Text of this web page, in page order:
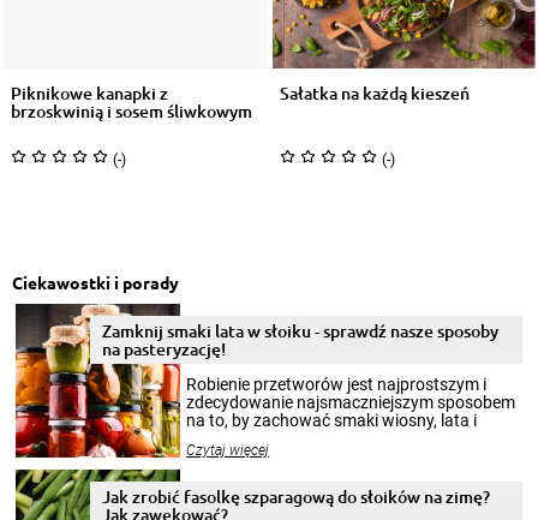
Piknikowe kanapki z
brzoskwinią i sosem śliwkowym
(-)
Sałatka na każdą kieszeń
(-)
Ciekawostki i porady
Zamknij smaki lata w słoiku - sprawdź nasze sposoby
na pasteryzację!
Robienie przetworów jest najprostszym i
zdecydowanie najsmaczniejszym sposobem
na to, by zachować smaki wiosny, lata i
krajobrazów, by cieszyć nimi oko w sezonie
pełni poczuć atmosferę cieplejszych
miesięcy. Przygotowanie słoików ze
Czytaj więcej
Jak zrobić fasolkę szparagową do słoików na zimę?
Jak zawekować?